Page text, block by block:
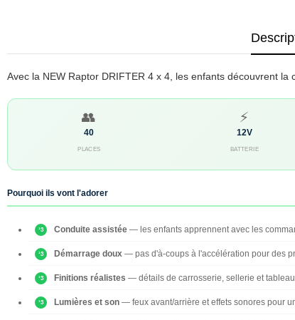
Avec la NEW Raptor DRIFTER 4 x 4, les enfants découvrent
👥
40
PLACES
⚡
12V
BATTERIE
Pourquoi ils vont l'adorer
Conduite assistée — les enfants apprennent avec les
Démarrage doux — pas d'à-coups à l'accélération pour des
Finitions réalistes — détails de carrosserie, sellerie et
Lumières et son — feux avant/arrière et effets sonores pour